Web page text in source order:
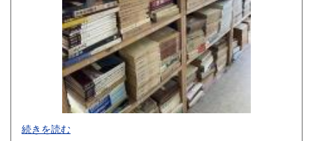
-
続きを読む